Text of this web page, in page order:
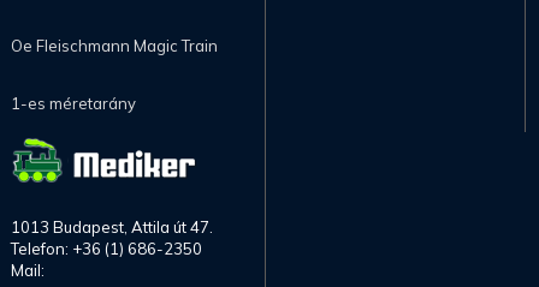
Oe Fleischmann Magic Train
1-es méretarány
1013 Budapest, Attila út 47.
Telefon: +36 (1) 686-2350
Mail: